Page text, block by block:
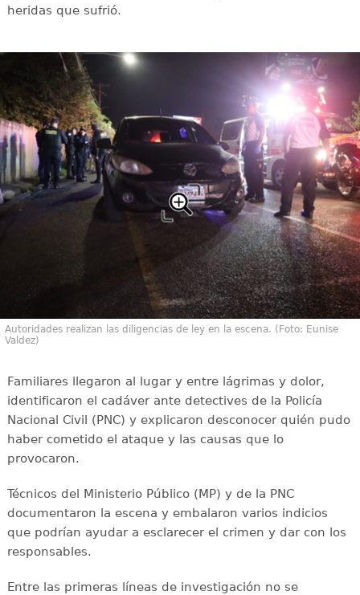
heridas que sufrió.
Autoridades realizan las diligencias de ley en la escena. (Foto: Eunise
Valdez)
Familiares llegaron al lugar y entre lágrimas y dolor,
identificaron el cadáver ante detectives de la Policía
Nacional Civil (PNC) y explicaron desconocer quién pudo
haber cometido el ataque y las causas que lo
provocaron.
Técnicos del Ministerio Público (MP) y de la PNC
documentaron la escena y embalaron varios indicios
que podrían ayudar a esclarecer el crimen y dar con los
responsables.
Entre las primeras líneas de investigación no se